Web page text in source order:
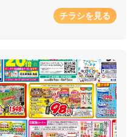
チラシを見る